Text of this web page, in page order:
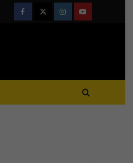
FacebookTwitterInstagramYoutube